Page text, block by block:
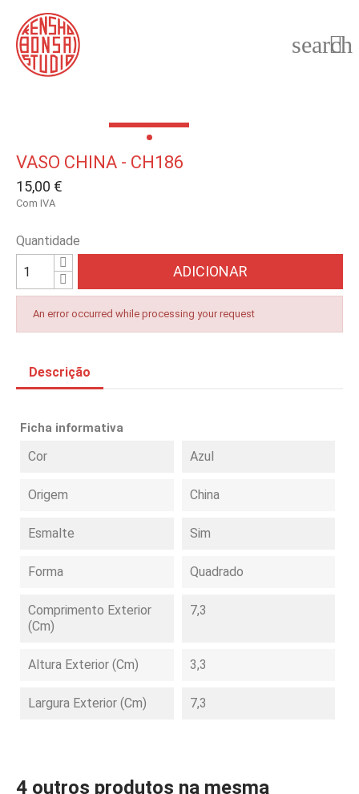

search
VASO CHINA - CH186
15,00 €
Com IVA
Quantidade
ADICIONAR
An error occurred while processing your request
Descrição
Ficha informativa
Cor Azul
Origem China
Esmalte Sim
Forma Quadrado
Comprimento Exterior
(cm)
7,3
Altura Exterior (cm) 3,3
Largura Exterior (cm) 7,3
4 outros produtos na mesma